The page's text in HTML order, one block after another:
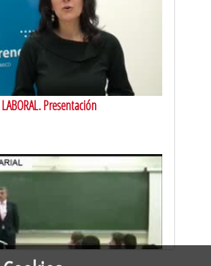
Parte II.1. ¿Qué tiene que ver la
mi negocio?
LABORAL. Presentación